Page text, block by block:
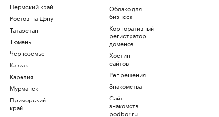
Пермский край
Ростов-на-Дону
Татарстан
Тюмень
Черноземье
Кавказ
Карелия
Мурманск
Приморский
край
Облако для
бизнеса
Корпоративный
регистратор
доменов
Хостинг
сайтов
Рег.решения
Знакомства
Сайт
знакомств
podbor.ru